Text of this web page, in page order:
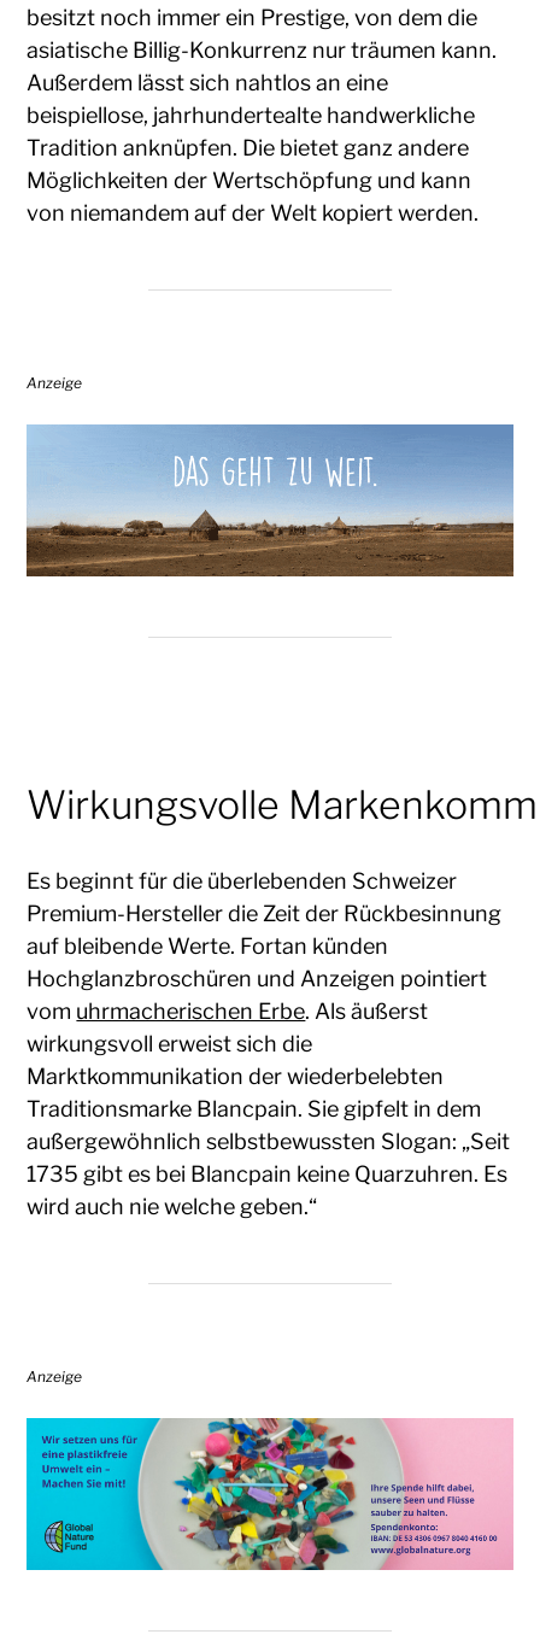
besitzt noch immer ein Prestige, von dem die
asiatische Billig-Konkurrenz nur träumen kann.
Außerdem lässt sich nahtlos an eine
beispiellose, jahrhundertealte handwerkliche
Tradition anknüpfen. Die bietet ganz andere
Möglichkeiten der Wertschöpfung und kann
von niemandem auf der Welt kopiert werden.
Anzeige
Wirkungsvolle
Es beginnt für die überlebenden Schweizer
Premium-Hersteller die Zeit der Rückbesinnung
auf bleibende Werte. Fortan künden
Hochglanzbroschüren und Anzeigen pointiert
vom uhrmacherischen Erbe. Als äußerst
wirkungsvoll erweist sich die
Marktkommunikation der wiederbelebten
Traditionsmarke Blancpain. Sie gipfelt in dem
außergewöhnlich selbstbewussten Slogan: „Seit
1735 gibt es bei Blancpain keine Quarzuhren. Es
wird auch nie welche geben.“
Anzeige